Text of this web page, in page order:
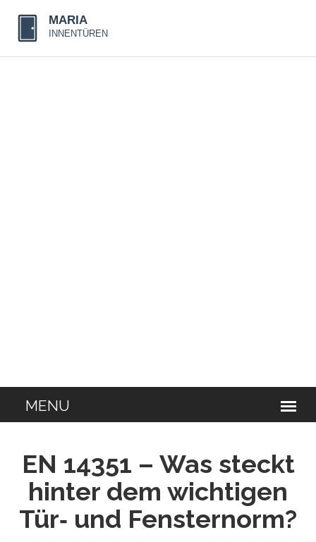
EN 14351 – Was steckt
hinter dem wichtigen
Tür‑ und Fensternorm?